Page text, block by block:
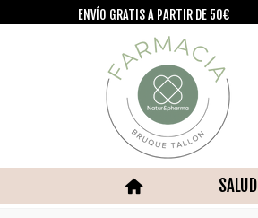
ENVÍO GRATIS A PARTIR DE 50€
SALUD